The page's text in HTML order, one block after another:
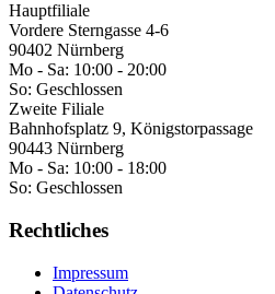
Hauptfiliale
Vordere Sterngasse 4-6
90402 Nürnberg
Mo - Sa: 10:00 - 20:00
So: Geschlossen
Zweite Filiale
Bahnhofsplatz 9, Königstorpassage
90443 Nürnberg
Mo - Sa: 10:00 - 18:00
So: Geschlossen
Rechtliches
Impressum